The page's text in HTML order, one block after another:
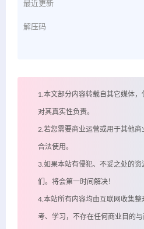
最近更新
解压码
1.本文部分内容转载自其它媒体
对其真实性负责。
2.若您需要商业运营或用于其他
合法使用。
3.如果本站有侵犯、不妥之处的
们。将会第一时间解决！
4.本站所有内容均由互联网收集
考、学习，不存在任何商业目的与